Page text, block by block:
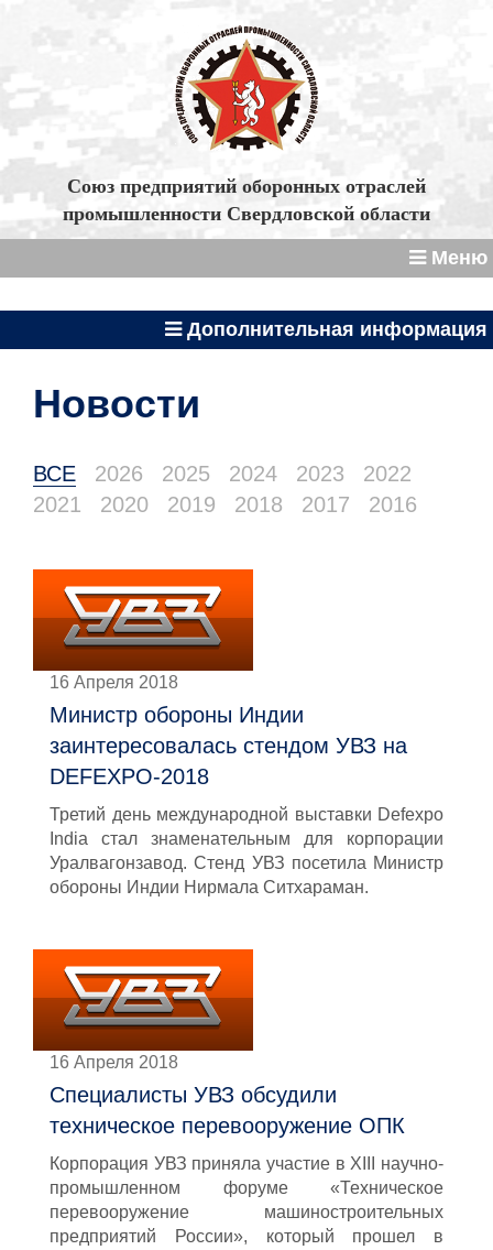
Союз предприятий оборонных отраслей
промышленности Свердловской области
Меню
Дополнительная информация
Новости
ВСЕ 2026 2025 2024 2023
2022
2021
2020 2019 2018 2017 2016
16 Апреля 2018
Министр обороны Индии
заинтересовалась стендом УВЗ на
DEFEXPO-2018
Третий день международной выставки Defexpo
India стал знаменательным для корпорации
Уралвагонзавод. Стенд УВЗ посетила Министр
обороны Индии Нирмала Ситхараман.
16 Апреля 2018
Специалисты УВЗ обсудили
техническое перевооружение ОПК
Корпорация УВЗ приняла участие в XIII научно-
промышленном форуме «Техническое
перевооружение машиностроительных
предприятий России», который прошел в